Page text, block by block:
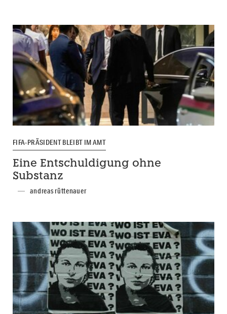
FIFA-PRÄSIDENT BLEIBT IM AMT
Eine Entschuldigung ohne
Substanz
andreas rüttenauer